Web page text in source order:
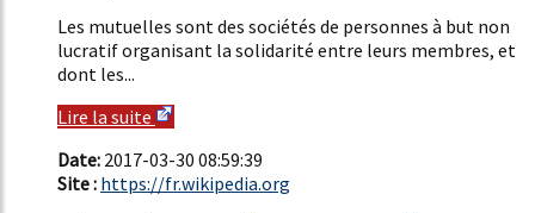
Les mutuelles sont des sociétés de personnes à but non
lucratif organisant la solidarité entre leurs membres, et
dont les...
Lire la suite
Date: 2017-03-30 08:59:39
Site : https://fr.wikipedia.org